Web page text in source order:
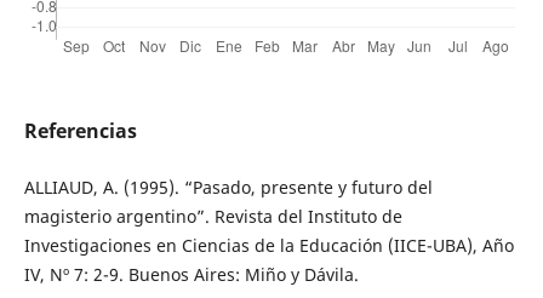
Referencias
ALLIAUD, A. (1995). “Pasado, presente y futuro del
magisterio argentino”. Revista del Instituto de
Investigaciones en Ciencias de la Educación (IICE-UBA), Año
IV, Nº 7: 2-9. Buenos Aires: Miño y Dávila.